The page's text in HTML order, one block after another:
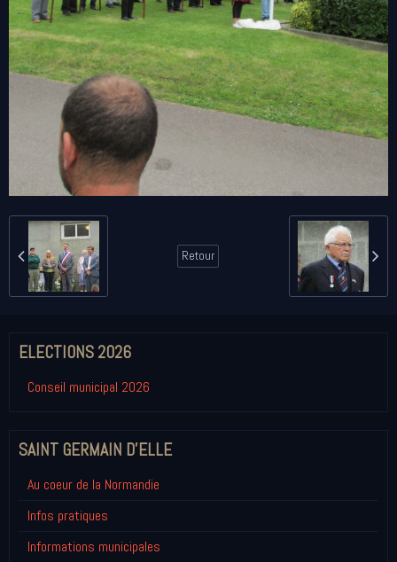
Retour
ELECTIONS 2026
Conseil municipal 2026
SAINT GERMAIN D'ELLE
Au coeur de la Normandie
Infos pratiques
Informations municipales